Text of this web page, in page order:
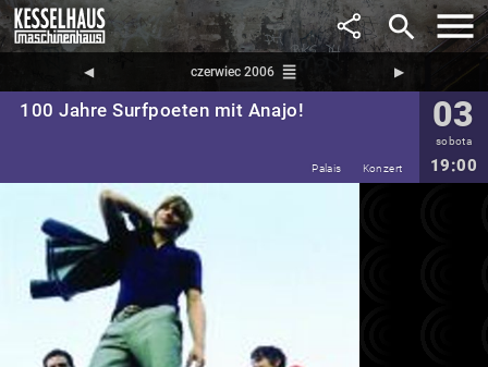
search
◀︎ czerwiec 2006 reorder ▶︎
100 Jahre Surfpoeten mit Anajo! 03
sobota
19:00
Palais Konzert